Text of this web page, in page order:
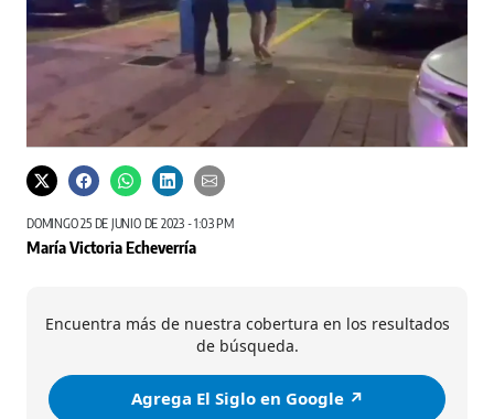
DOMINGO 25 DE JUNIO DE 2023 - 1:03 PM
María Victoria Echeverría
Encuentra más de nuestra cobertura en los resultados
de búsqueda.
Agrega El Siglo en Google ↗️